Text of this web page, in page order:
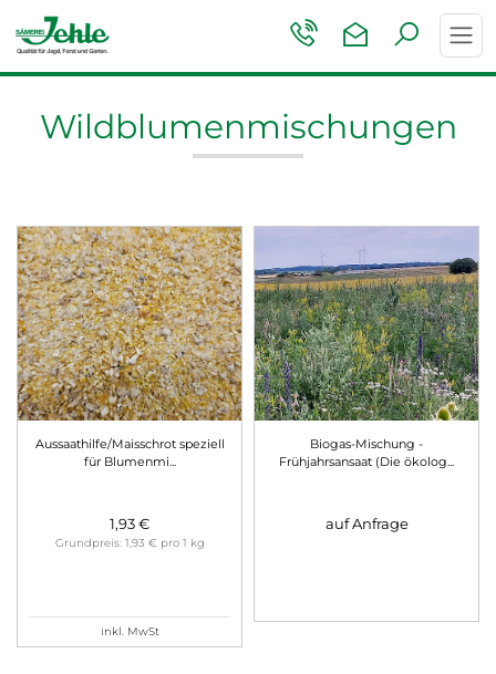
Wildblumenmischungen
Aussaathilfe/Maisschrot speziell
für Blumenmi...
1,93 €
Grundpreis: 1,93 € pro 1 kg
inkl. MwSt
Biogas-Mischung -
Frühjahrsansaat (Die ökolog...
auf Anfrage